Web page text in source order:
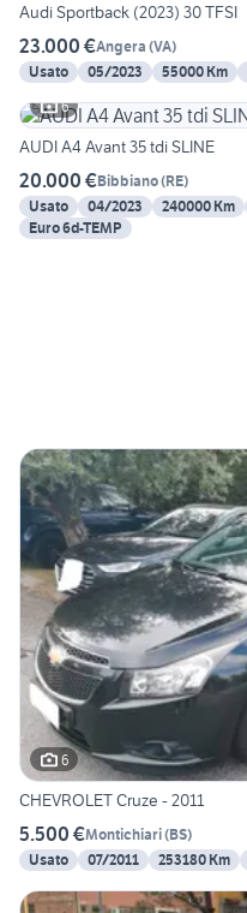
Audi Sportback (2023) 30 TFSI
23.000 €Angera (VA)
Usato
05/2023 55000 Km
6
AUDI A4 Avant 35 tdi SLINE
20.000 €Bibbiano(RE)
Usato
04/2023 240000 Km
Euro 6d-TEMP
6
CHEVROLET Cruze - 2011
5.500 €Montichiari(BS)
Usato
07/2011 253180 Km